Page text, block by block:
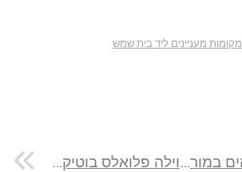
מקומות מעניינים ליד בית שמש
צימר מול הים במורשת וילה פלואלס בוטיק – מושב דלתון